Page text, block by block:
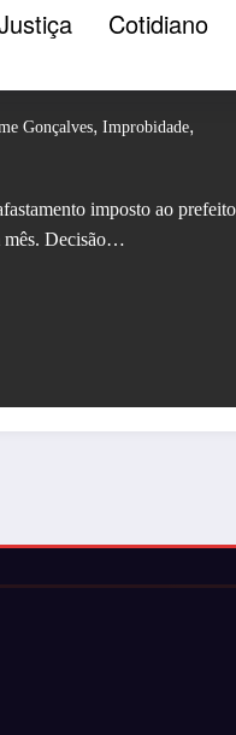
Cotidiano
nova ação de
Gonçalves, Improbidade,
imposto ao
mês. Decisão…